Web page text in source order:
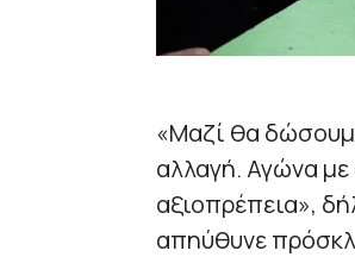
«Μαζί θα
αλλαγή. Αγώνα με
αξιοπρέπεια»,
απηύθυνε